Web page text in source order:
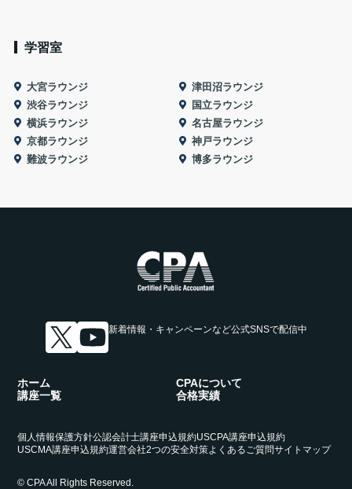
学習室
大宮ラウンジ
津田沼ラウンジ
渋谷ラウンジ
国立ラウンジ
横浜ラウンジ
名古屋ラウンジ
京都ラウンジ
神戸ラウンジ
難波ラウンジ
博多ラウンジ
新着情報・キャンペーンなど公式SNSで配信中
ホーム
CPAについて
講座一覧
合格実績
個人情報保護方針公認会計士講座申込規約USCPA講座申込規約
USCMA講座申込規約運営会社2つの安全対策よくあるご質問サイトマップ
© CPA All Rights Reserved.